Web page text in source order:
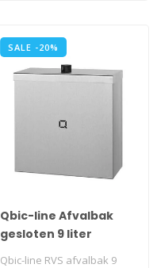
SALE -20%
Qbic-line Afvalbak
gesloten 9 liter
Qbic-line RVS afvalbak 9